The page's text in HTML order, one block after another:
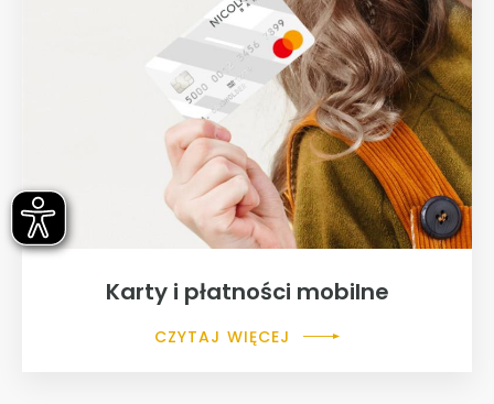
Karty i płatności mobilne
CZYTAJ WIĘCEJ